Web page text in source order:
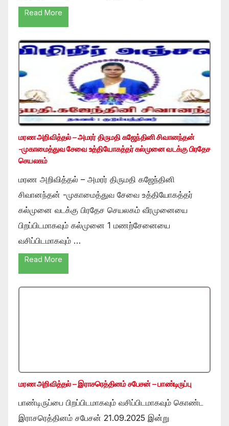
Read More
மரண அறிவித்தல் – அமரர் திருமதி கஜேந்தினி சிவானந்தன்
-முகாமைத்துவ சேவை உத்தியோகத்தர் கல்முனை வடக்கு பிரதேச
செயலகம்
மரண அறிவித்தல் – அமரர் திருமதி கஜேந்தினி
சிவானந்தன் -முகாமைத்துவ சேவை உத்தியோகத்தர்
கல்முனை வடக்கு பிரதேச செயலகம் வீரமுனையை
பிறப்பிடமாகவும் கல்முனை 1 மணற்சேனையை
வசிப்பிடமாகவும் …
Read More
மரண அறிவித்தல் – இராசரெத்தினம் சபேசன் – பாண்டிருப்பு
பாண்டிருப்பை பிறப்பிடமாகவும் வசிப்பிடமாகவும் கொண்ட
இராசரெத்தினம் சபேசன் 21.09.2025 இன்று